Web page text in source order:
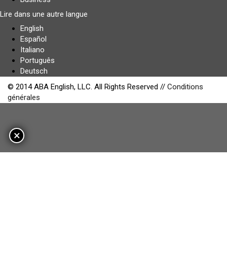
Lire dans une autre langue
English
Español
Italiano
Português
Deutsch
© 2014 ABA English, LLC. All Rights Reserved // Conditions
générales
×